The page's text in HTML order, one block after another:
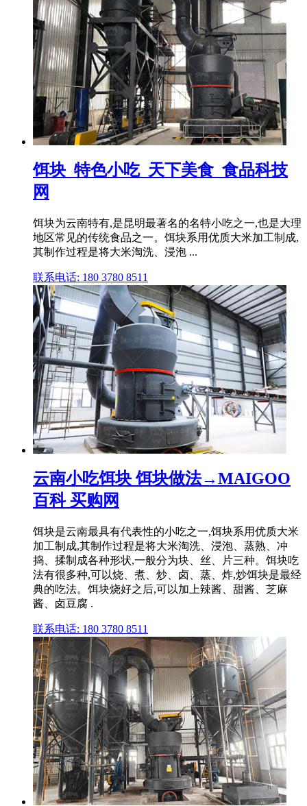
饵块_特色小吃_天下美食_食品科技
网
饵块为云南特有,是昆明最著名的名特小吃之一,也是大理
地区常见的传统食品之一。饵块系用优质大米加工制成,
其制作过程是将大米淘洗、浸泡 ...
联系电话: 180 3780 8511
云南小吃饵块 饵块做法→MAIGOO
百科 买购网
饵块是云南最具有代表性的小吃之一,饵块系用优质大米
加工制成,其制作过程是将大米淘洗、浸泡、蒸熟、冲
捣、揉制成各种形状,一般分为块、丝、片三种。饵块吃
法有很多种,可以烧、煮、炒、卤、蒸、炸,炒饵块是最经
典的吃法。饵块烧好之后,可以加上辣酱、甜酱、芝麻
酱、卤豆腐 .
联系电话: 180 3780 8511